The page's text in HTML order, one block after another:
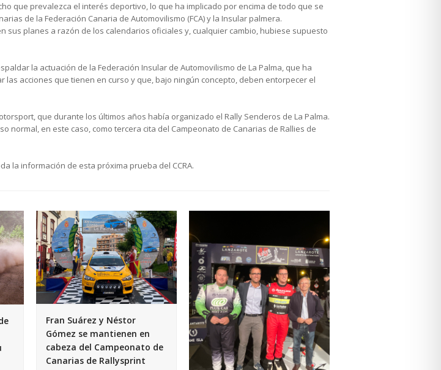
que prevalezca el interés deportivo, lo que ha implicado por encima de todo que se
de la Federación Canaria de Automovilismo (FCA) y la Insular palmera.
sus planes a razón de los calendarios oficiales y, cualquier cambio, hubiese supuesto
la actuación de la Federación Insular de Automovilismo de La Palma, que ha
acciones que tienen en curso y que, bajo ningún concepto, deben entorpecer el
que durante los últimos años había organizado el Rally Senderos de La Palma.
normal, en este caso, como tercera cita del Campeonato de Canarias de Rallies de
la información de esta próxima prueba del CCRA.
Fran Suárez y Néstor
Gómez se mantienen en
cabeza del Campeonato de
Canarias de Rallysprint